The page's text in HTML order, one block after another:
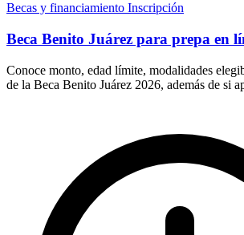
Becas y financiamiento Inscripción
Beca Benito Juárez para prepa en
Conoce monto, edad límite, modalidades
de la Beca Benito Juárez 2026, además de si